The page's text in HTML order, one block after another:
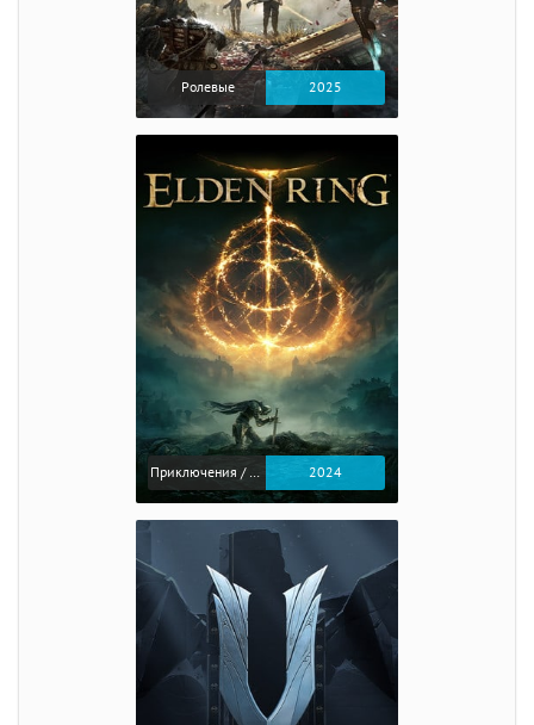
Ролевые 2025
Приключения / Экшен / Ролевые 2024